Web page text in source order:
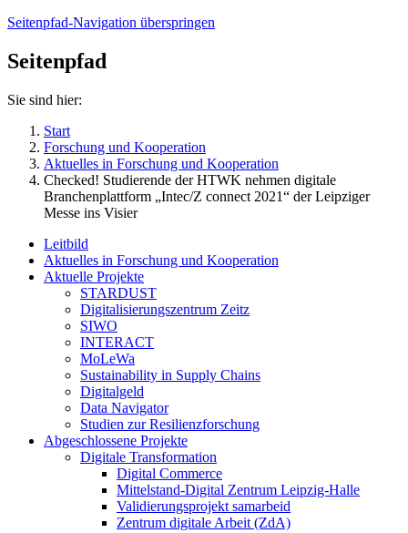
Seitenpfad-Navigation überspringen
Seitenpfad
Sie sind hier:
Start
Forschung und Kooperation
Aktuelles in Forschung und Kooperation
Checked! Studierende der HTWK nehmen digitale
Branchenplattform „Intec/Z connect 2021“ der Leipziger
Messe ins Visier
Leitbild
Aktuelles in Forschung und Kooperation
Aktuelle Projekte
STARDUST
Digitalisierungszentrum Zeitz
SIWO
INTERACT
MoLeWa
Sustainability in Supply Chains
Digitalgeld
Data Navigator
Studien zur Resilienzforschung
Abgeschlossene Projekte
Digitale Transformation
Digital Commerce
Mittelstand-Digital Zentrum Leipzig-Halle
Validierungsprojekt samarbeid
Zentrum digitale Arbeit (ZdA)